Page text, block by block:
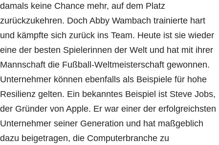
damals keine Chance mehr, auf dem Platz
zurückzukehren. Doch Abby Wambach trainierte hart
und kämpfte sich zurück ins Team. Heute ist sie wieder
eine der besten Spielerinnen der Welt und hat mit ihrer
Mannschaft die Fußball-Weltmeisterschaft gewonnen.
Unternehmer können ebenfalls als Beispiele für hohe
Resilienz gelten. Ein bekanntes Beispiel ist Steve Jobs,
der Gründer von Apple. Er war einer der erfolgreichsten
Unternehmer seiner Generation und hat maßgeblich
dazu beigetragen, die Computerbranche zu